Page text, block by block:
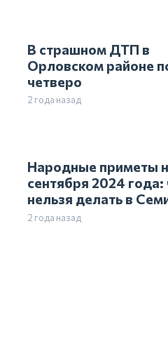
В страшном ДТП в
Орловском районе
четверо
2 года назад
Народные приметы
сентября 2024 года:
нельзя делать в
2 года назад